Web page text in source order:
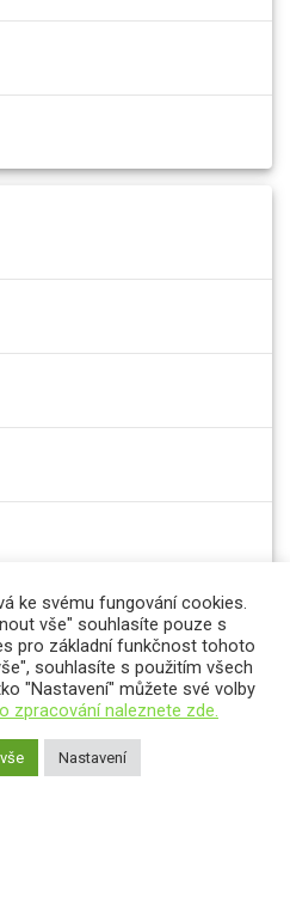
ke svému fungování cookies.
vše" souhlasíte pouze s
pro základní funkčnost tohoto
souhlasíte s použitím všech
"Nastavení" můžete své volby
zpracování naleznete zde.
Nastavení